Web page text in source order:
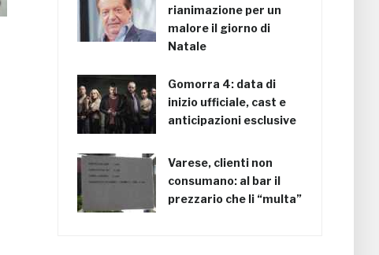
rianimazione per un
malore il giorno di
Natale
Gomorra 4: data di
inizio ufficiale, cast e
anticipazioni esclusive
Varese, clienti non
consumano: al bar il
prezzario che li “multa”